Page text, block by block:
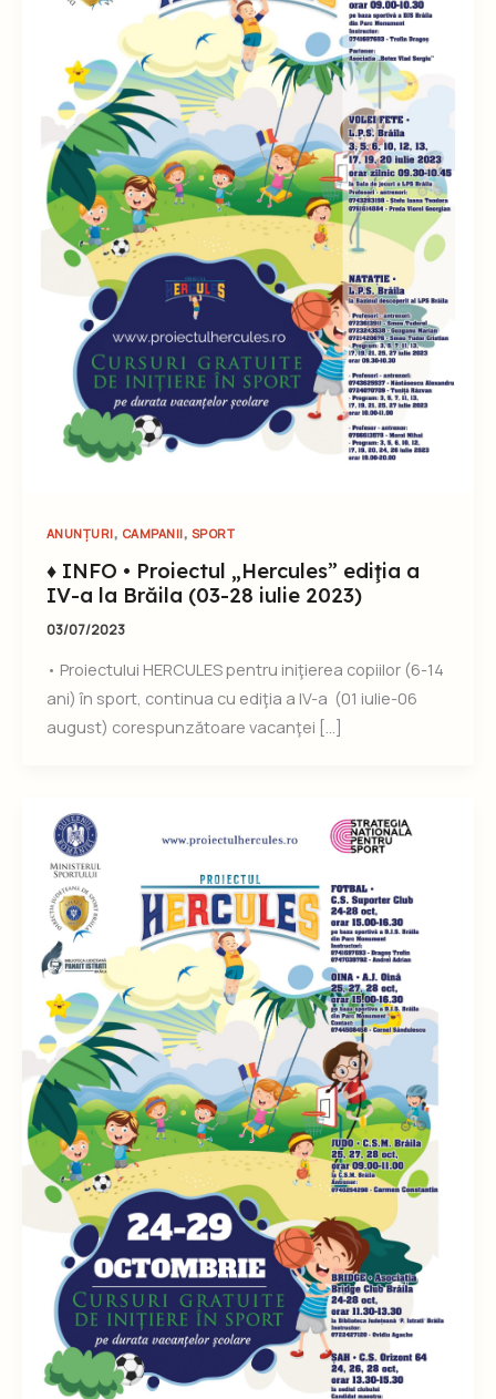
ANUNȚURI, CAMPANII, SPORT
♦ INFO • Proiectul „Hercules” ediţia a
IV-a la Brăila (03-28 iulie 2023)
03/07/2023
• Proiectului HERCULES pentru iniţierea copiilor (6-14
ani) în sport, continua cu ediţia a IV-a (01 iulie-06
august) corespunzătoare vacanţei […]